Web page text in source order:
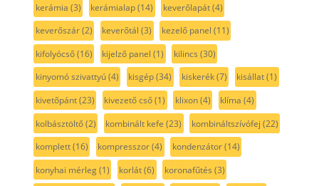
kerámia (3) kerámialap(14) keverőlapát(4)
keverőszár(2) keverőtál (3) kezelő panel (11)
kifolyócső(16) kijelző panel (1) kilincs (30)
kinyomó szivattyú(4) kisgép(34) kiskerék(7) kisállat(1)
kivetőpánt(23) kivezető cső(1) klixon(4) klíma (4)
kolbásztöltő(2) kombinált kefe (23) kombináltszívófej (22)
komplett(16) kompresszor(4) kondenzátor(14)
konyhai mérleg(1) korlát(6) koronafűtés (3)